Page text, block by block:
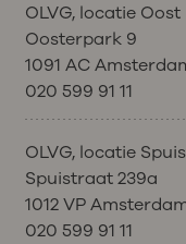
OLVG, locatie Oost
Oosterpark 9
1091 AC
020 599 91 11
OLVG, locatie
Spuistraat 239a
1012 VP
020 599 91 11